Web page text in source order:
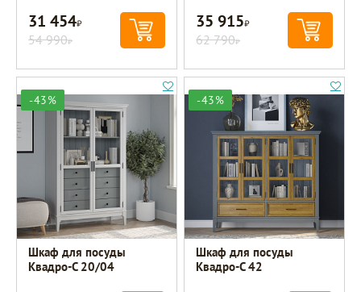
31 454Р
54 990Р
35 915Р
62 790Р
-43%
Шкаф для посуды
Квадро-С 20/04
-43%
Шкаф для посуды
Квадро-С 42